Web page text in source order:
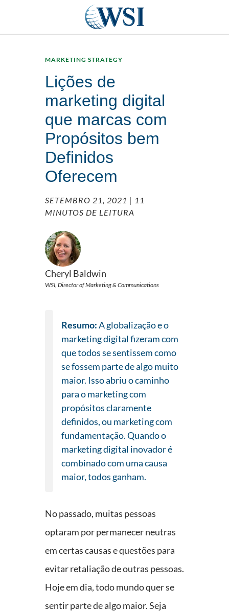
MARKETING STRATEGY
Lições de
marketing digital
que marcas com
Propósitos bem
Definidos
Oferecem
SETEMBRO 21, 2021 | 11
MINUTOS DE LEITURA
Cheryl Baldwin
WSI, Director of Marketing & Communications
Resumo:A globalização e o
marketing digital fizeram com
que todos se sentissem como
se fossem parte de algo muito
maior. Isso abriu o caminho
para o marketing com
propósitos claramente
definidos, ou marketing com
fundamentação. Quando o
marketing digital inovador é
combinado com uma causa
maior, todos ganham.
No passado, muitas pessoas
optaram por permanecer neutras
em certas causas e questões para
evitar retaliação de outras pessoas.
Hoje em dia, todo mundo quer se
sentir parte de algo maior. Seja